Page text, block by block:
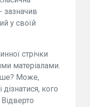
зазначив
у своїй
стрічки
матеріалами.
Може,
кого